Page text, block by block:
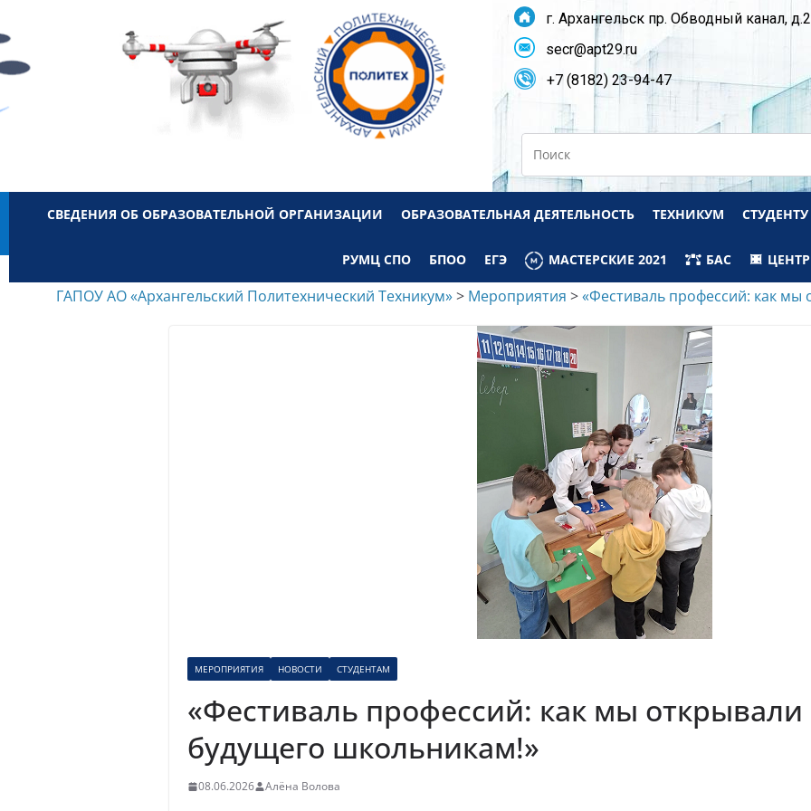
г. Архангельск пр. Обводный канал,
secr@apt29.ru
+7 (8182) 23-94-47
СВЕДЕНИЯ ОБ ОБРАЗОВАТЕЛЬНОЙ ОРГАНИЗАЦИИ ОБРАЗОВАТЕЛЬНАЯ ДЕЯТЕЛЬНОСТЬ ТЕХНИКУМ
РУМЦ СПО БПОО ЕГЭ МАСТЕРСКИЕ 2021 БАС
ГАПОУ АО «Архангельский Политехнический Техникум»> Мероприятия >«Фестиваль профессий: как
МЕРОПРИЯТИЯ НОВОСТИ СТУДЕНТАМ
«Фестиваль профессий: как мы
будущего школьникам!»
08.06.2026 Алёна Волова